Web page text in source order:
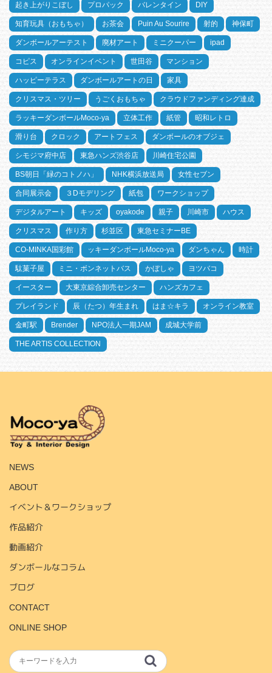
起き上がりこぼし プロパック バレンタイン DIY
知育玩具（おもちゃ） お茶会 Puin Au Sourire 射的 神保町
ダンボールアーテスト 廃材アート ミニクーパー ipad
コピス オンラインイベント 世田谷 マンション
ハッピーテラス ダンボールアートの日 家具
クリスマス・ツリー うごくおもちゃ クラウドファンディング達成
ラッキーダンボールMoco-ya 立体工作 紙管 昭和レトロ
滑り台 クロック アートフェス ダンボールのオブジェ
シモジマ府中店 東急ハンズ渋谷店 川崎住宅公園
BS朝日「緑のコトノハ」 NHK横浜放送局 女性セブン
合同展示会 ３Dモデリング 紙包 ワークショップ
デジタルアート キッズ oyakode 親子 川崎市 ハウス
クリスマス 作り方 杉並区 東急セミナーBE
CO-MINKA国彩館 ッキーダンボールMoco-ya ダンちゃん 時計
駄菓子屋 ミニ・ボンネットバス かぼしゃ ヨツバコ
イースター 大東京綜合卸売センター ハンズカフェ
プレイランド 辰（たつ）年生まれ はま☆キラ オンライン教室
金町駅 Brender NPO法人一期JAM 成城大学前
THE ARTIS COLLECTION
NEWS
ABOUT
イベント＆ワークショップ
作品紹介
動画紹介
ダンボールなコラム
ブログ
CONTACT
ONLINE SHOP